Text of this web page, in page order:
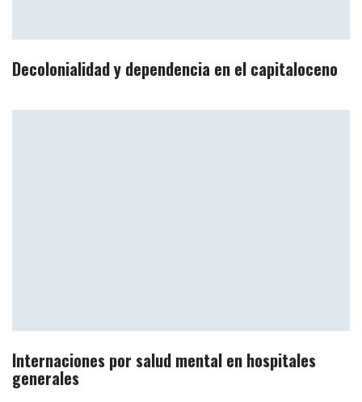
Decolonialidad y dependencia en el capitaloceno
Internaciones por salud mental en hospitales
generales